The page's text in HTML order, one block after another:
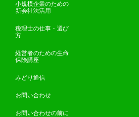
小規模企業のための
新会社法活用
税理士の仕事・選び
方
経営者のための生命
保険講座
みどり通信
お問い合わせ
お問い合わせの前に